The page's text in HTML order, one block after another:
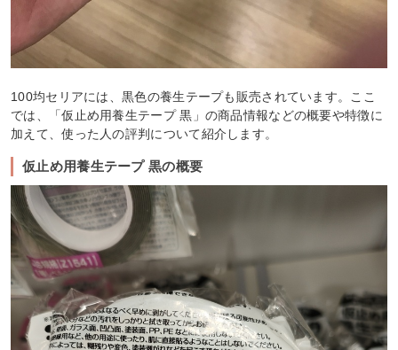
100均セリアには、黒色の養生テープも販売されています。ここ
では、「仮止め用養生テープ 黒」の商品情報などの概要や特徴に
加えて、使った人の評判について紹介します。
仮止め用養生テープ 黒の概要